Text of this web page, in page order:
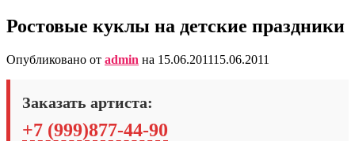
Ростовые куклы на детские праздники
Опубликовано от admin на 15.06.201115.06.2011
Заказать артиста:
+7 (999)877-44-90